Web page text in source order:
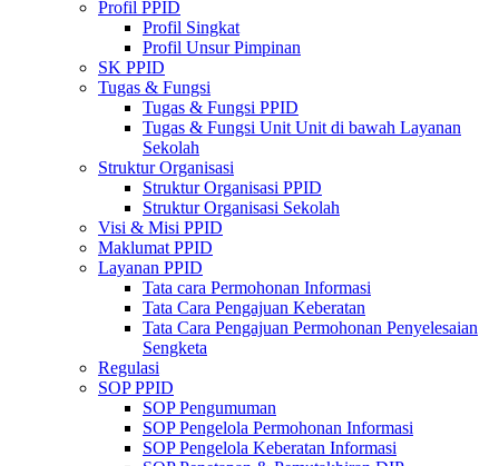
Profil PPID
Profil Singkat
Profil Unsur Pimpinan
SK PPID
Tugas & Fungsi
Tugas & Fungsi PPID
Tugas & Fungsi Unit Unit di bawah Layanan
Sekolah
Struktur Organisasi
Struktur Organisasi PPID
Struktur Organisasi Sekolah
Visi & Misi PPID
Maklumat PPID
Layanan PPID
Tata cara Permohonan Informasi
Tata Cara Pengajuan Keberatan
Tata Cara Pengajuan Permohonan Penyelesaian
Sengketa
Regulasi
SOP PPID
SOP Pengumuman
SOP Pengelola Permohonan Informasi
SOP Pengelola Keberatan Informasi